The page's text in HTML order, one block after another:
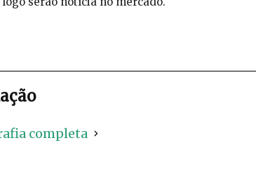
completa